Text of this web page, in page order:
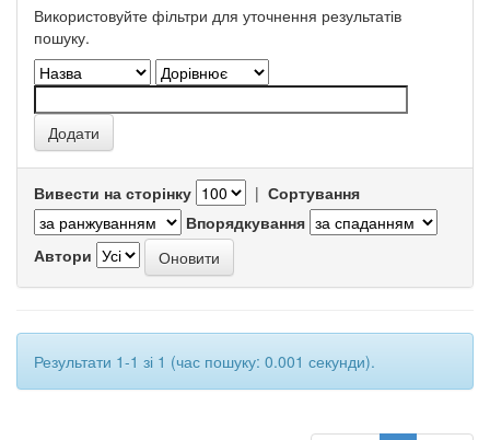
Використовуйте фільтри для уточнення результатів
пошуку.
Вивести на сторінку | Сортування
Впорядкування
Автори
Результати 1-1 зі 1 (час пошуку: 0.001 секунди).